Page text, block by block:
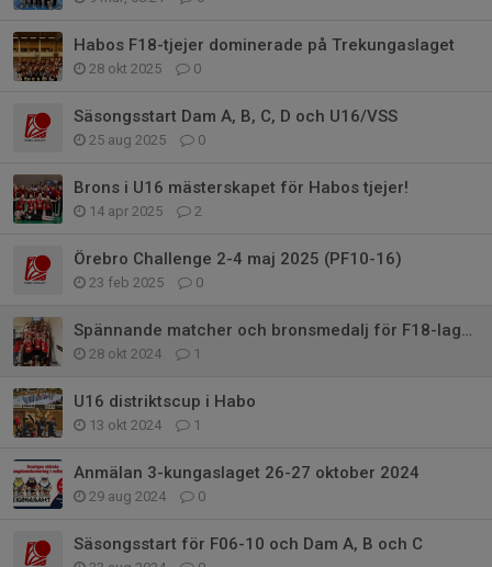
Habos F18-tjejer dominerade på Trekungaslaget
28 okt 2025 0
Säsongsstart Dam A, B, C, D och U16/VSS
25 aug 2025 0
Brons i U16 mästerskapet för Habos tjejer!
14 apr 2025 2
Örebro Challenge 2-4 maj 2025 (PF10-16)
23 feb 2025 0
Spännande matcher och bronsmedalj för F18-laget på 3-kungaslaget
28 okt 2024 1
U16 distriktscup i Habo
13 okt 2024 1
Anmälan 3-kungaslaget 26-27 oktober 2024
29 aug 2024 0
Säsongsstart för F06-10 och Dam A, B och C